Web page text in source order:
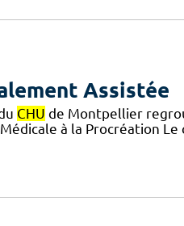
Assistée
CHU de Montpellier
à la Procréation